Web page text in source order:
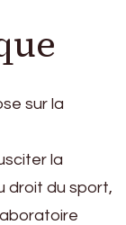
sur la
la
droit du sport,